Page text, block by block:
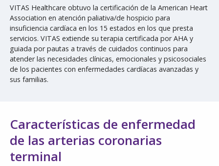
VITAS Healthcare obtuvo la certificación de la American Heart
Association en atención paliativa/de hospicio para
insuficiencia cardíaca en los 15 estados en los que presta
servicios. VITAS extiende su terapia certificada por AHA y
guiada por pautas a través de cuidados continuos para
atender las necesidades clínicas, emocionales y psicosociales
de los pacientes con enfermedades cardíacas avanzadas y
sus familias.
Características de enfermedad
de las arterias coronarias
terminal